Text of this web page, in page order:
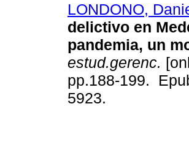
LONDONO,
delictivo en
pandemia, un
estud.gerenc.
pp.188-199.
5923.